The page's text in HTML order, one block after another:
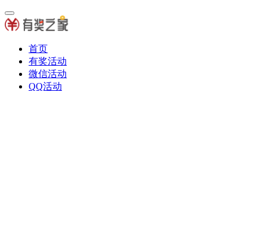
首页
有奖活动
微信活动
QQ活动